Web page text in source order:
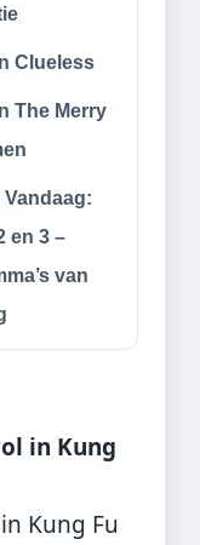
Clueless
The Merry
Vandaag:
en 3 –
van
in Kung
Kung Fu